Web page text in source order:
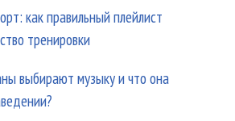
как правильный плейлист
тренировки
выбирают музыку и что она